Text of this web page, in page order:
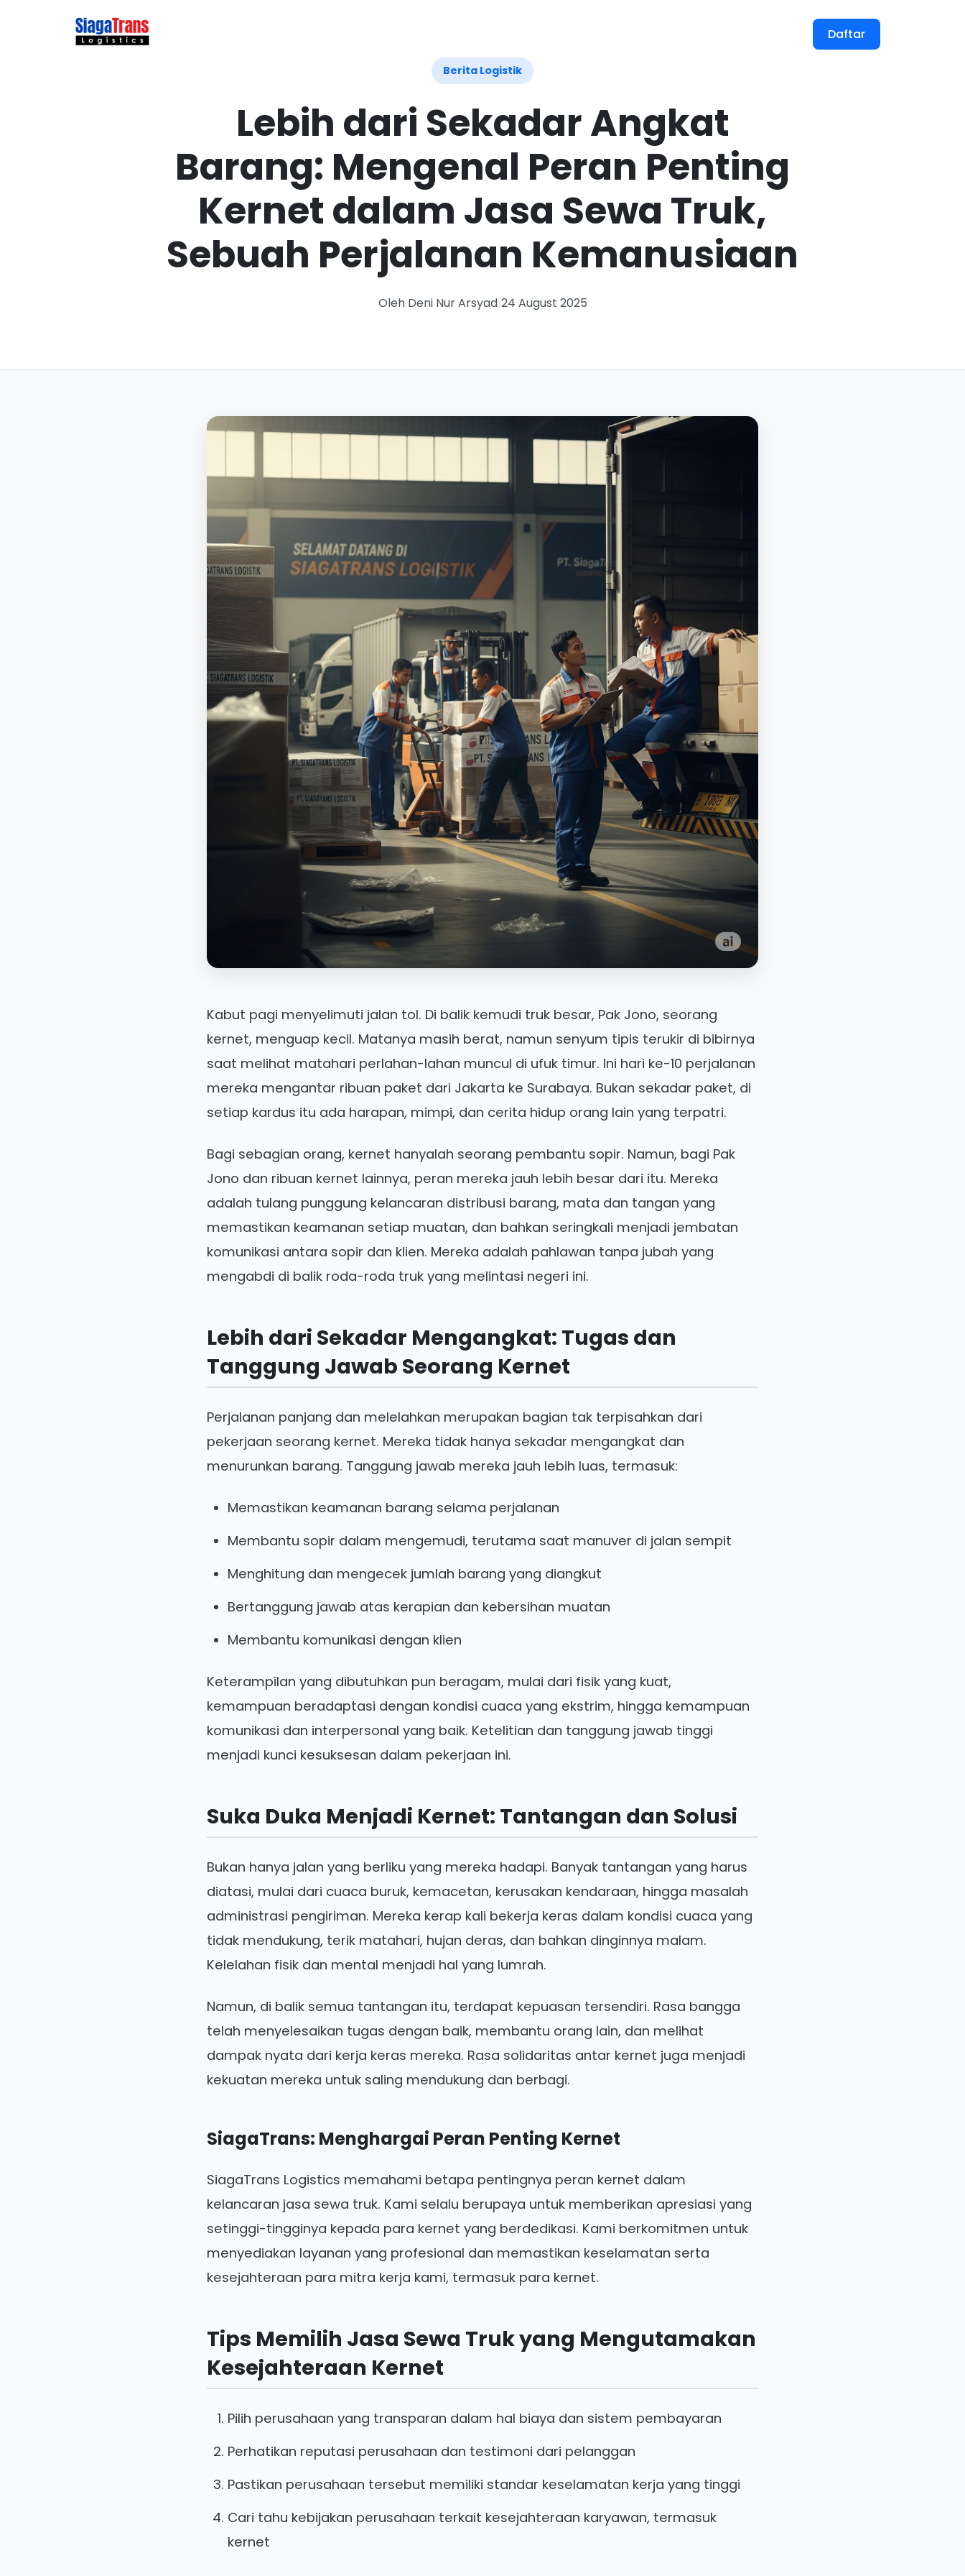
Daftar
Berita Logistik
Lebih dari Sekadar Angkat
Barang: Mengenal Peran Penting
Kernet dalam Jasa Sewa Truk,
Sebuah Perjalanan Kemanusiaan
Oleh Deni Nur Arsyad|24 August 2025
Kabut pagi menyelimuti jalan tol. Di balik kemudi truk besar, Pak Jono, seorang
kernet, menguap kecil. Matanya masih berat, namun senyum tipis terukir di bibirnya
saat melihat matahari perlahan-lahan muncul di ufuk timur. Ini hari ke-10 perjalanan
mereka mengantar ribuan paket dari Jakarta ke Surabaya. Bukan sekadar paket, di
setiap kardus itu ada harapan, mimpi, dan cerita hidup orang lain yang terpatri.
Bagi sebagian orang, kernet hanyalah seorang pembantu sopir. Namun, bagi Pak
Jono dan ribuan kernet lainnya, peran mereka jauh lebih besar dari itu. Mereka
adalah tulang punggung kelancaran distribusi barang, mata dan tangan yang
memastikan keamanan setiap muatan, dan bahkan seringkali menjadi jembatan
komunikasi antara sopir dan klien. Mereka adalah pahlawan tanpa jubah yang
mengabdi di balik roda-roda truk yang melintasi negeri ini.
Lebih dari Sekadar Mengangkat: Tugas dan
Tanggung Jawab Seorang Kernet
Perjalanan panjang dan melelahkan merupakan bagian tak terpisahkan dari
pekerjaan seorang kernet. Mereka tidak hanya sekadar mengangkat dan
menurunkan barang. Tanggung jawab mereka jauh lebih luas, termasuk:
Memastikan keamanan barang selama perjalanan
Membantu sopir dalam mengemudi, terutama saat manuver di jalan sempit
Menghitung dan mengecek jumlah barang yang diangkut
Bertanggung jawab atas kerapian dan kebersihan muatan
Membantu komunikasi dengan klien
Keterampilan yang dibutuhkan pun beragam, mulai dari fisik yang kuat,
kemampuan beradaptasi dengan kondisi cuaca yang ekstrim, hingga kemampuan
komunikasi dan interpersonal yang baik. Ketelitian dan tanggung jawab tinggi
menjadi kunci kesuksesan dalam pekerjaan ini.
Suka Duka Menjadi Kernet: Tantangan dan Solusi
Bukan hanya jalan yang berliku yang mereka hadapi. Banyak tantangan yang harus
diatasi, mulai dari cuaca buruk, kemacetan, kerusakan kendaraan, hingga masalah
administrasi pengiriman. Mereka kerap kali bekerja keras dalam kondisi cuaca yang
tidak mendukung, terik matahari, hujan deras, dan bahkan dinginnya malam.
Kelelahan fisik dan mental menjadi hal yang lumrah.
Namun, di balik semua tantangan itu, terdapat kepuasan tersendiri. Rasa bangga
telah menyelesaikan tugas dengan baik, membantu orang lain, dan melihat
dampak nyata dari kerja keras mereka. Rasa solidaritas antar kernet juga menjadi
kekuatan mereka untuk saling mendukung dan berbagi.
SiagaTrans: Menghargai Peran Penting Kernet
SiagaTrans Logistics memahami betapa pentingnya peran kernet dalam
kelancaran jasa sewa truk. Kami selalu berupaya untuk memberikan apresiasi yang
setinggi-tingginya kepada para kernet yang berdedikasi. Kami berkomitmen untuk
menyediakan layanan yang profesional dan memastikan keselamatan serta
kesejahteraan para mitra kerja kami, termasuk para kernet.
Tips Memilih Jasa Sewa Truk yang Mengutamakan
Kesejahteraan Kernet
Pilih perusahaan yang transparan dalam hal biaya dan sistem pembayaran
Perhatikan reputasi perusahaan dan testimoni dari pelanggan
Pastikan perusahaan tersebut memiliki standar keselamatan kerja yang tinggi
Cari tahu kebijakan perusahaan terkait kesejahteraan karyawan, termasuk
kernet